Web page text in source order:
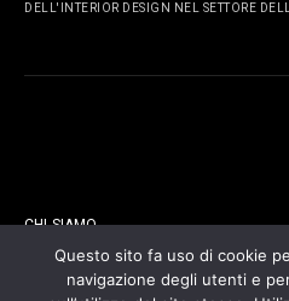
DELL'INTERIOR DESIGN NEL SETTORE
CHI SIAMO
CONTATTI
Questo sito fa uso di cookie
navigazione degli utenti e